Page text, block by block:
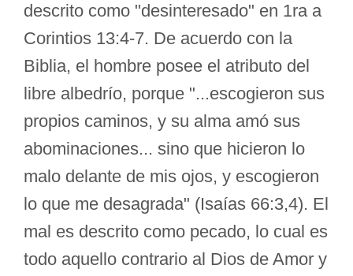
descrito como "desinteresado" en 1ra a
Corintios 13:4-7. De acuerdo con la
Biblia, el hombre posee el atributo del
libre albedrío, porque "...escogieron sus
propios caminos, y su alma amó sus
abominaciones... sino que hicieron lo
malo delante de mis ojos, y escogieron
lo que me desagrada" (Isaías 66:3,4). El
mal es descrito como pecado, lo cual es
todo aquello contrario al Dios de Amor y